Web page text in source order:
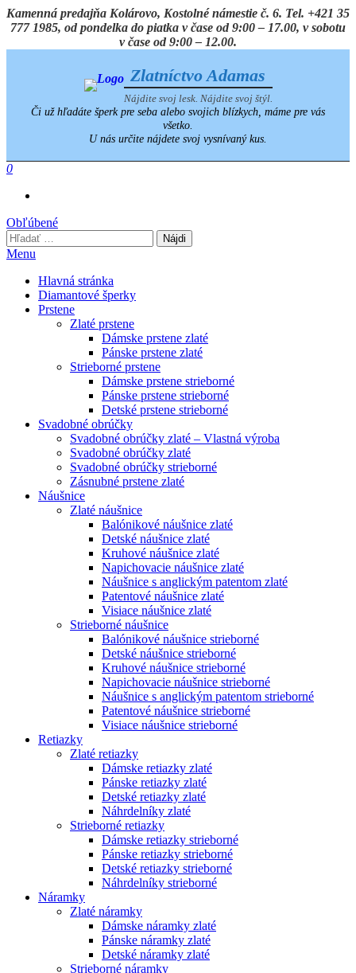
Preskočiť
na
Kamenná predajňa Kolárovo, Kostolné námestie č. 6. Tel. +421 35
777 1985, od pondelka do piatka v čase od 9:00 – 17.00, v sobotu
v čase od 9:00 – 12.00.
Zlatníctvo Adamas
Nájdite svoj lesk. Nájdite svoj štýl.
Či už hľadáte šperk pre seba alebo svojich blízkych, máme pre vás
všetko.
U nás určite nájdete svoj vysnívaný kus.
0
Obľúbené
Hľadať:
Menu
Hlavná stránka
Diamantové šperky
Prstene
Zlaté prstene
Dámske prstene zlaté
Pánske prstene zlaté
Strieborné prstene
Dámske prstene strieborné
Pánske prstene strieborné
Detské prstene strieborné
Svadobné obrúčky
Svadobné obrúčky zlaté – Vlastná výroba
Svadobné obrúčky zlaté
Svadobné obrúčky strieborné
Zásnubné prstene zlaté
Náušnice
Zlaté náušnice
Balónikové náušnice zlaté
Detské náušnice zlaté
Kruhové náušnice zlaté
Napichovacie náušnice zlaté
Náušnice s anglickým patentom zlaté
Patentové náušnice zlaté
Visiace náušnice zlaté
Strieborné náušnice
Balónikové náušnice strieborné
Detské náušnice strieborné
Kruhové náušnice strieborné
Napichovacie náušnice strieborné
Náušnice s anglickým patentom strieborné
Patentové náušnice strieborné
Visiace náušnice strieborné
Retiazky
Zlaté retiazky
Dámske retiazky zlaté
Pánske retiazky zlaté
Detské retiazky zlaté
Náhrdelníky zlaté
Strieborné retiazky
Dámske retiazky strieborné
Pánske retiazky strieborné
Detské retiazky strieborné
Náhrdelníky strieborné
Náramky
Zlaté náramky
Dámske náramky zlaté
Pánske náramky zlaté
Detské náramky zlaté
Strieborné náramky